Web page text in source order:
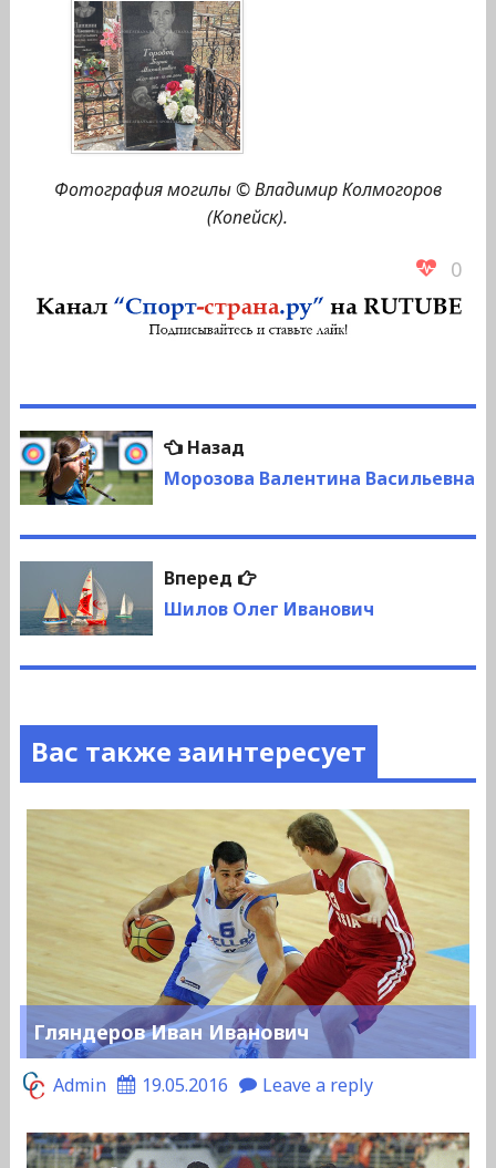
Фотография могилы © Владимир Колмогоров
(Копейск).
0
Навигация
по
записям
НазадПредыдущая
запись:
Морозова Валентина Васильевна
Вперед
Следующая
запись:
Шилов Олег Иванович
Вас также заинтересует
Гляндеров Иван Иванович
Admin 19.05.2016 Leave a reply